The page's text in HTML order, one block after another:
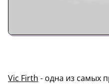
Vic Firth - одна из самых